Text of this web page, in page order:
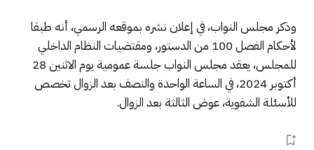
وذكر مجلس النواب، في إعلان نشره بموقعه الرسمي، أنه طبقا
لأحكام الفصل 100 من الدستور، ومقتضيات النظام الداخلي
للمجلس، يعقد مجلس النواب جلسة عمومية يوم الاثنين 28
أكتوبر 2024، في الساعة الواحدة والنصف بعد الزوال تخصص
للأسئلة الشفوية، عوض الثالثة بعد الزوال.